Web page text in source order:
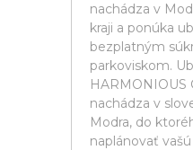
nachádza v
kraji a ponúka
bezplatným
parkoviskom.
HARMONIOUS
nachádza v
Modra, do
naplánovať